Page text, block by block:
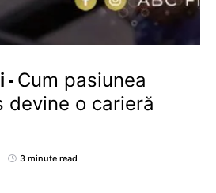
Cum pasiunea
o carieră
3 minute read